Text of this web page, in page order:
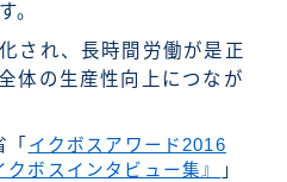
。
され、長時間労働が是正
体の生産性向上につなが
「 イクボスアワード2016
ボスインタビュー集』
」